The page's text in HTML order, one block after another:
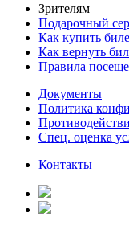
Зрителям
Подарочный
Как купить
Как вернуть
Правила
Документы
Политика
Спец. оценка
Контакты